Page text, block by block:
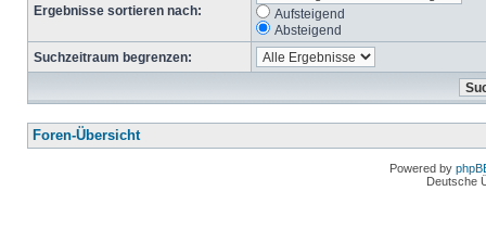
Ergebnisse sortieren nach:
Aufsteigend
Absteigend
Suchzeitraum begrenzen:
Foren-Übersicht
Powered by
Deutsche